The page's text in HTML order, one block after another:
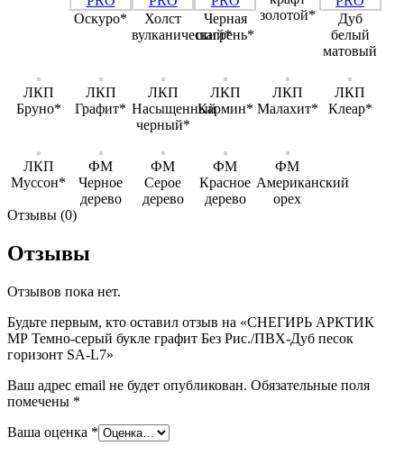
Оскуро*
Холст
вулканический*
Черная
шагрень*
золотой*
Дуб
белый
матовый
ЛКП
Бруно*
ЛКП
Графит*
ЛКП
Насыщенный
черный*
ЛКП
Кармин*
ЛКП
Малахит*
ЛКП
Клеар*
ЛКП
Муссон*
ФМ
Черное
дерево
ФМ
Серое
дерево
ФМ
Красное
дерево
ФМ
Американский
орех
Отзывы (0)
Отзывы
Отзывов пока нет.
Будьте первым, кто оставил отзыв на «СНЕГИРЬ АРКТИК
МР Темно-серый букле графит Без Рис./ПВХ-Дуб песок
горизонт SA-L7»
Ваш адрес email не будет опубликован. Обязательные поля
помечены *
Ваша оценка *